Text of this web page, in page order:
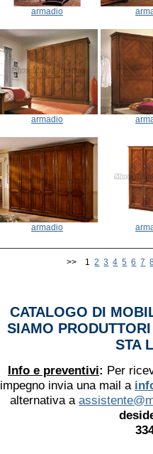
armadio
armadio
armadio
>> 12 3 4 5 6 7
CATALOGO DI
SIAMO
STA
Info e preventivi: Per
impegno invia una mail a
alternativa a